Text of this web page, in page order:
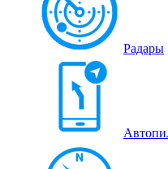
Радары